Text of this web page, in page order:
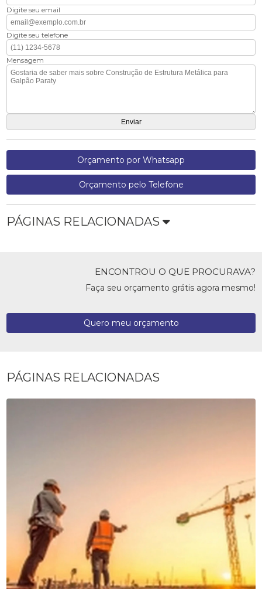
Digite seu email
Digite seu telefone
Mensagem
Orçamento por Whatsapp
Orçamento pelo Telefone
PÁGINAS RELACIONADAS
ENCONTROU O QUE PROCURAVA?
Faça seu orçamento grátis agora mesmo!
Quero meu orçamento
PÁGINAS RELACIONADAS